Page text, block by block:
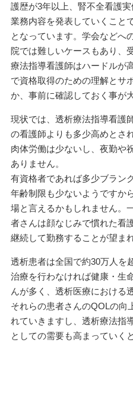
護歴が3年以上、腎不全看護
業務内容を発表していくこと
となっています。学会などへ
院では難しいケースもあり、
療法指導看護師はハードルが
で資格取得のための理解とサ
か、事前に確認しておく事が
現状では、透析療法指導看護
の看護師よりも多少高めとさ
肉体労働は少ないし、夜勤や
ありません。
有資格者であれば多少ブラン
年齢制限も少ないようですか
場と言えるかもしれません。
者さんは顔なじみで慣れた看
継続して勤務することが望ま
透析患者は全国で約30万人を
治療を行わなければ健康・生
んが多く、透析医療における
それらの患者さんのQOLの向
れていきますし、透析療法指
としての需要も高まっていく